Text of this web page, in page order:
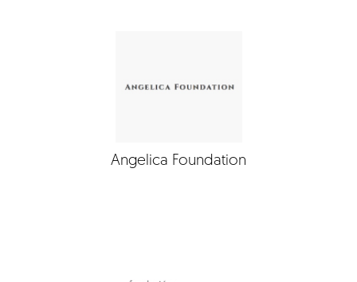
Angelica Foundation